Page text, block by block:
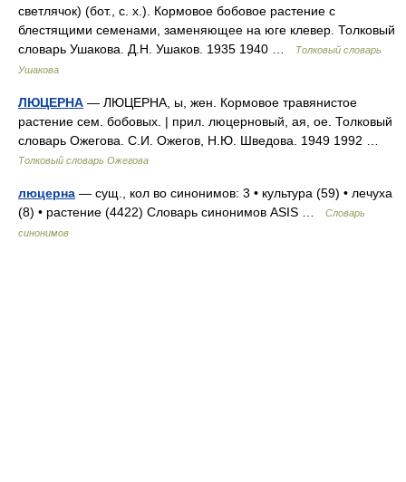
светлячок) (бот., с. х.). Кормовое бобовое растение с
блестящими семенами, заменяющее на юге клевер. Толковый
словарь Ушакова. Д.Н. Ушаков. 1935 1940 …
Толковый словарь
Ушакова
ЛЮЦЕРНА — ЛЮЦЕРНА, ы, жен. Кормовое травянистое
растение сем. бобовых. | прил. люцерновый, ая, ое. Толковый
словарь Ожегова. С.И. Ожегов, Н.Ю. Шведова. 1949 1992 …
Толковый словарь Ожегова
люцерна — сущ., кол во синонимов: 3 • культура (59) • лечуха
(8) • растение (4422) Словарь синонимов ASIS …
Словарь
синонимов